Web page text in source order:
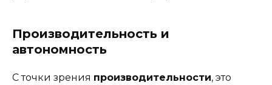
Производительность и
автономность
С точки зрения производительности, это